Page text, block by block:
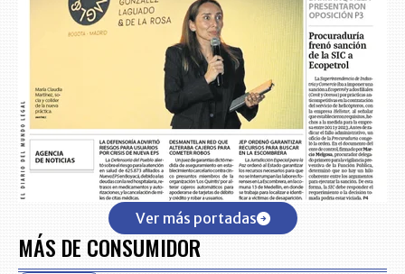
Ver más portadas
MÁS DE CONSUMIDOR